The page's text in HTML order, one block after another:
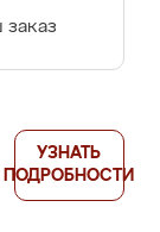
УЗНАТЬ
ПОДРОБНОСТИ